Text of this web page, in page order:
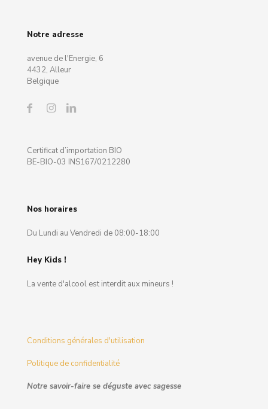
Notre adresse
avenue de l'Energie, 6
4432, Alleur
Belgique
Certificat d’importation BIO
BE-BIO-03 INS167/0212280
Nos horaires
Du Lundi au Vendredi de 08:00-18:00
Hey Kids !
La vente d'alcool est interdit aux mineurs !
Conditions générales d'utilisation
Politique de confidentialité
Notre savoir-faire se déguste avec sagesse